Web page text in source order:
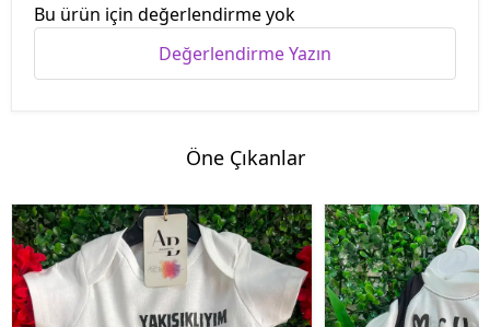
Bu ürün için değerlendirme yok
Değerlendirme Yazın
Öne Çıkanlar